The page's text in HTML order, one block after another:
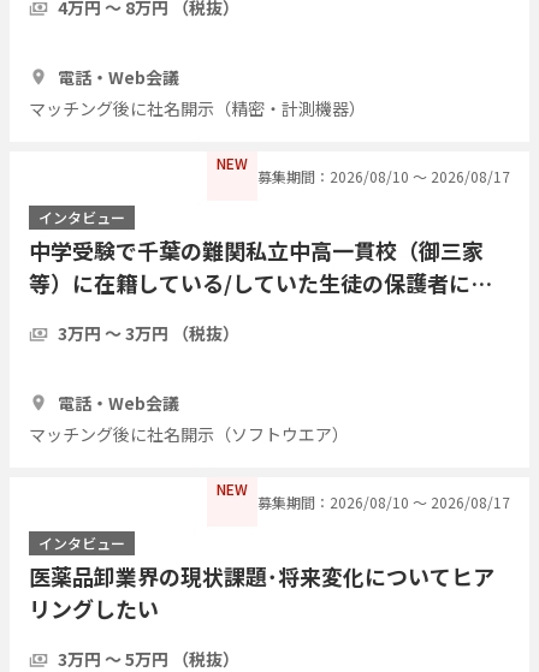
4万円 〜 8万円 （税抜）
電話・Web会議
マッチング後に社名開示（精密・計測機器）
NEW
募集期間：2026/08/10 〜 2026/08/17
インタビュー
中学受験で千葉の難関私立中高一貫校（御三家
等）に在籍している/していた生徒の保護者にイ
3万円 〜 3万円 （税抜）
電話・Web会議
マッチング後に社名開示（ソフトウエア）
NEW
募集期間：2026/08/10 〜 2026/08/17
インタビュー
医薬品卸業界の現状課題･将来変化についてヒア
リングしたい
3万円 〜 5万円 （税抜）